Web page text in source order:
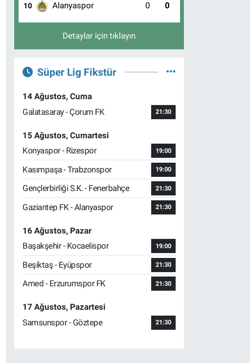
10 Alanyaspor 0 0
Detaylar için tıklayın
Süper Lig Fikstür
14 Ağustos, Cuma
Galatasaray - Çorum FK
21:30
15 Ağustos, Cumartesi
Konyaspor - Rizespor
19:00
Kasımpaşa - Trabzonspor 19:00
Gençlerbirliği S.K. - Fenerbahçe 21:30
Gaziantep FK - Alanyaspor 21:30
16 Ağustos, Pazar
Başakşehir - Kocaelispor
19:00
Beşiktaş - Eyüpspor 21:30
Amed - Erzurumspor FK 21:30
17 Ağustos, Pazartesi
Samsunspor - Göztepe
21:30